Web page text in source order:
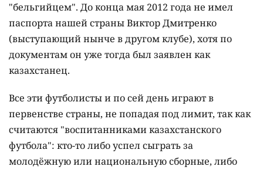
"бельгийцем". До конца мая 2012 года не имел
паспорта нашей страны Виктор Дмитренко
(выступающий нынче в другом клубе), хотя по
документам он уже тогда был заявлен как
казахстанец.
Все эти футболисты и по сей день играют в
первенстве страны, не попадая под лимит, так как
считаются "воспитанниками казахстанского
футбола": кто-то либо успел сыграть за
молодёжную или национальную сборные, либо